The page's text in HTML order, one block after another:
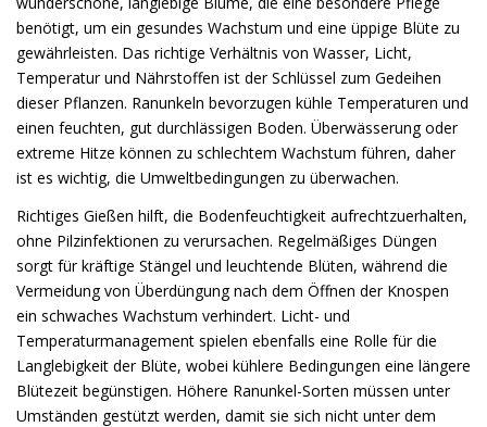
benötigt, um ein gesundes Wachstum und eine üppige Blüte zu
gewährleisten. Das richtige Verhältnis von Wasser, Licht,
Temperatur und Nährstoffen ist der Schlüssel zum Gedeihen
dieser Pflanzen. Ranunkeln bevorzugen kühle Temperaturen und
einen feuchten, gut durchlässigen Boden. Überwässerung oder
extreme Hitze können zu schlechtem Wachstum führen, daher
ist es wichtig, die Umweltbedingungen zu überwachen.
Richtiges Gießen hilft, die Bodenfeuchtigkeit aufrechtzuerhalten,
ohne Pilzinfektionen zu verursachen. Regelmäßiges Düngen
sorgt für kräftige Stängel und leuchtende Blüten, während die
Vermeidung von Überdüngung nach dem Öffnen der Knospen
ein schwaches Wachstum verhindert. Licht- und
Temperaturmanagement spielen ebenfalls eine Rolle für die
Langlebigkeit der Blüte, wobei kühlere Bedingungen eine längere
Blütezeit begünstigen. Höhere Ranunkel-Sorten müssen unter
Umständen gestützt werden, damit sie sich nicht unter dem